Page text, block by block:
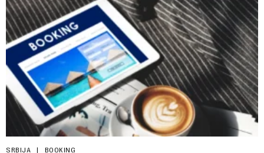
SRBIJA BOOKING